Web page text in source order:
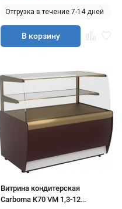
Отгрузка в течение 7-14 дней
В корзину
Витрина кондитерская
Carboma K70 VM 1,3-12